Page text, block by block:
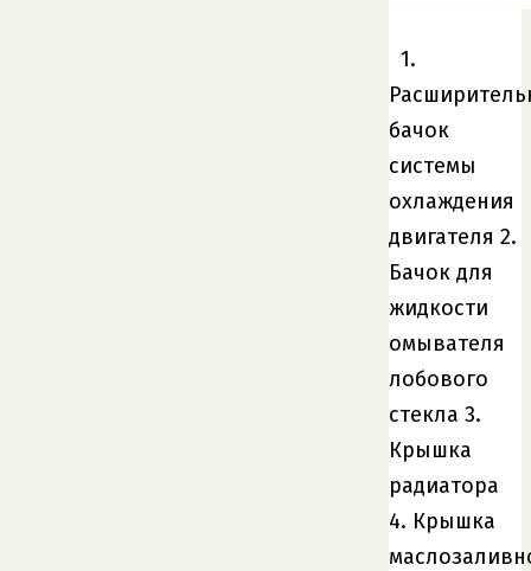
1.
бачок
системы
охлаждения
двигателя 2.
Бачок для
жидкости
омывателя
лобового
стекла 3.
Крышка
радиатора
4. Крышка